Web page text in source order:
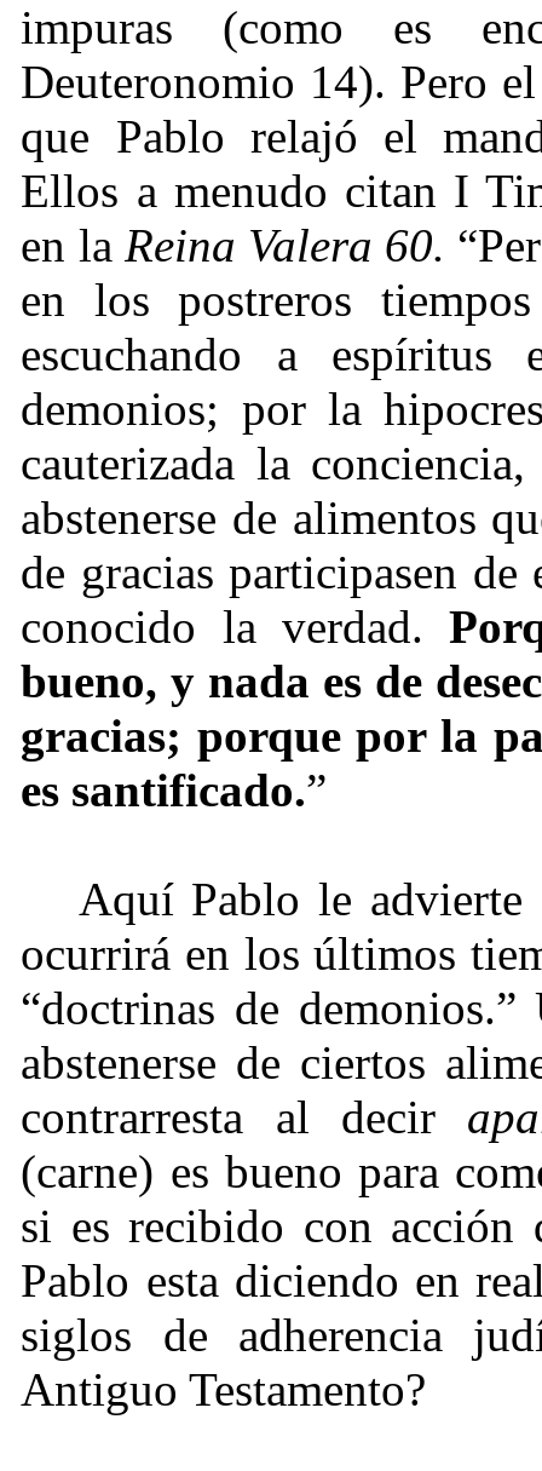
impuras (como es
Deuteronomio 14). Pero
que Pablo relajó el
Ellos a menudo citan I
en la Reina Valera 60.
en los postreros
escuchando a espíritus
demonios; por la
cauterizada la
abstenerse de alimentos
de gracias participasen
conocido la verdad.
bueno, y nada es de
gracias; porque por la
es santificado.”
Aquí Pablo le advierte
ocurrirá en los últimos
“doctrinas de
abstenerse de ciertos
contrarresta al decir
(carne) es bueno para
si es recibido con acción
Pablo esta diciendo en
siglos de adherencia
Antiguo Testamento?